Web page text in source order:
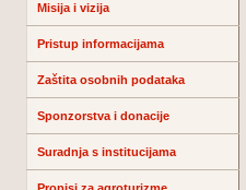
Misija i vizija
Pristup informacijama
Zaštita osobnih podataka
Sponzorstva i donacije
Suradnja s institucijama